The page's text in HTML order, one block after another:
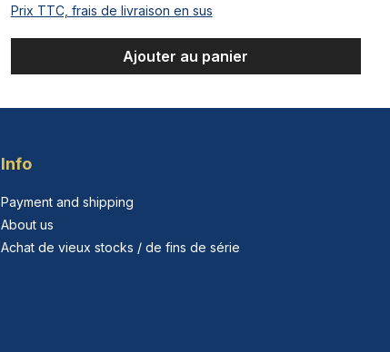
Prix TTC, frais de livraison en sus
Ajouter au panier
Info
Payment and shipping
About us
Achat de vieux stocks / de fins de série